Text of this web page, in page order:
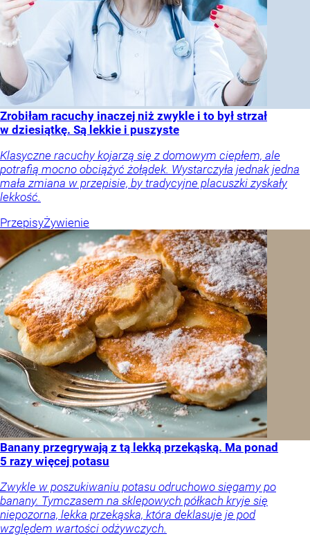
Zrobiłam racuchy inaczej niż zwykle i to był strzał
w dziesiątkę. Są lekkie i puszyste
Klasyczne racuchy kojarzą się z domowym ciepłem, ale
potrafią mocno obciążyć żołądek. Wystarczyła jednak jedna
mała zmiana w przepisie, by tradycyjne placuszki zyskały
lekkość.
PrzepisyŻywienie
Banany przegrywają z tą lekką przekąską. Ma ponad
5 razy więcej potasu
Zwykle w poszukiwaniu potasu odruchowo sięgamy po
banany. Tymczasem na sklepowych półkach kryje się
niepozorna, lekka przekąska, która deklasuje je pod
względem wartości odżywczych.